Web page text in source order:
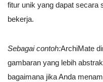
fitur unik yang dapat secara
bekerja.
Sebagai contoh:ArchiMate
gambaran yang lebih
bagaimana jika Anda